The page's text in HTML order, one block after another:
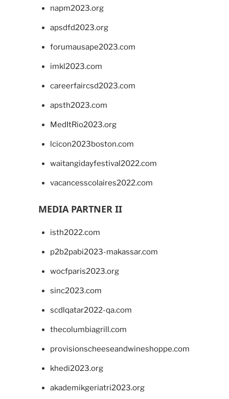
napm2023.org
apsdfd2023.org
forumausape2023.com
imkl2023.com
careerfaircsd2023.com
apsth2023.com
MedItRio2023.org
lcicon2023boston.com
waitangidayfestival2022.com
vacancesscolaires2022.com
MEDIA PARTNER II
isth2022.com
p2b2pabi2023-makassar.com
wocfparis2023.org
sinc2023.com
scdlqatar2022-qa.com
thecolumbiagrill.com
provisionscheeseandwineshoppe.com
khedi2023.org
akademikgeriatri2023.org